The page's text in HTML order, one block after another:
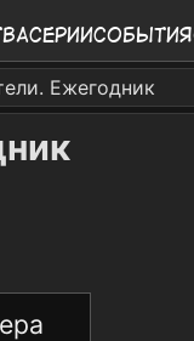
СерииСобытия
Ежегодник